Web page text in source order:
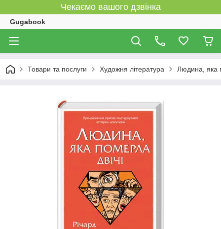
Чекаємо вашого дзвінка
Gugabook
Товари та послуги Художня література Людина, яка